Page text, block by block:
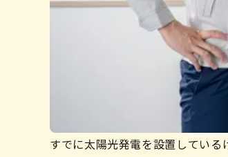
すでに太陽光発電を設置してい